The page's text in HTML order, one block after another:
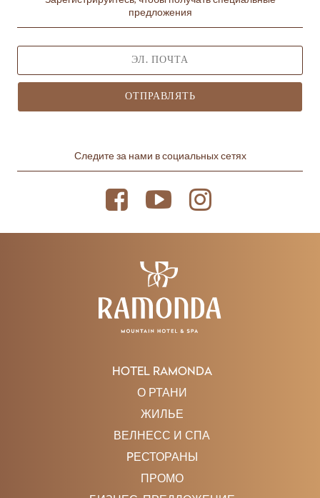
предложения
ОТПРАВЛЯТЬ
Следите за нами в социальных сетях
HOTEL RAMONDA
О РТАНИ
ЖИЛЬЕ
ВЕЛНЕСС И СПА
PЕСТОРАНЫ
ПРОМО